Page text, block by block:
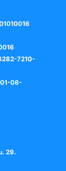
7210-
01-08-
29.